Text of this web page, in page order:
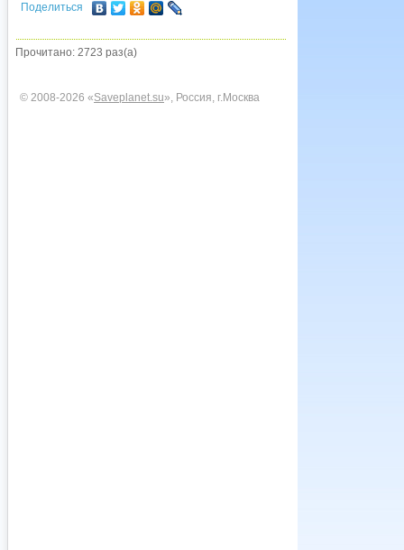
Поделиться
Прочитано: 2723 раз(а)
© 2008-2026 «Saveplanet.su», Россия, г.Москва